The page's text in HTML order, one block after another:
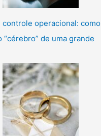
controle operacional: como
“cérebro” de uma grande